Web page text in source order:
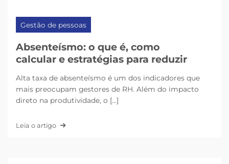
Gestão de pessoas
Absenteísmo: o que é, como
calcular e estratégias para reduzir
Alta taxa de absenteísmo é um dos indicadores que
mais preocupam gestores de RH. Além do impacto
direto na produtividade, o [...]
Leia o artigo